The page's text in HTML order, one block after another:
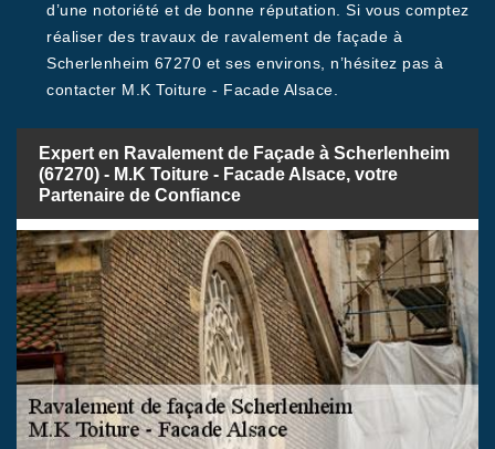
d’une notoriété et de bonne réputation. Si vous comptez
réaliser des travaux de ravalement de façade à
Scherlenheim 67270 et ses environs, n’hésitez pas à
contacter M.K Toiture - Facade Alsace.
Expert en Ravalement de Façade à Scherlenheim
(67270) - M.K Toiture - Facade Alsace, votre
Partenaire de Confiance